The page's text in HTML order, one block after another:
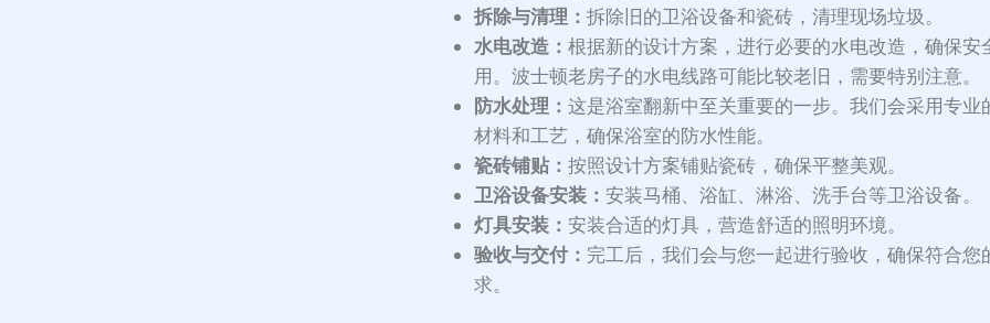
拆除与清理： 拆除旧的卫浴设备和瓷砖，清理现场垃圾。
水电改造： 根据新的设计方案，进行必要的水电改造，确保安
用。波士顿老房子的水电线路可能比较老旧，需要特别注意。
防水处理： 这是浴室翻新中至关重要的一步。我们会采用专业
材料和工艺，确保浴室的防水性能。
瓷砖铺贴： 按照设计方案铺贴瓷砖，确保平整美观。
卫浴设备安装： 安装马桶、浴缸、淋浴、洗手台等卫浴设备。
灯具安装： 安装合适的灯具，营造舒适的照明环境。
验收与交付： 完工后，我们会与您一起进行验收，确保符合您
求。